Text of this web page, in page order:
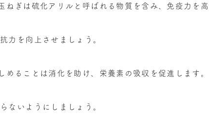
ぎは硫化アリルと呼ばれる物質を含み、免疫力を高
力を向上させましょう。
ることは消化を助け、栄養素の吸収を促進します。
ないようにしましょう。